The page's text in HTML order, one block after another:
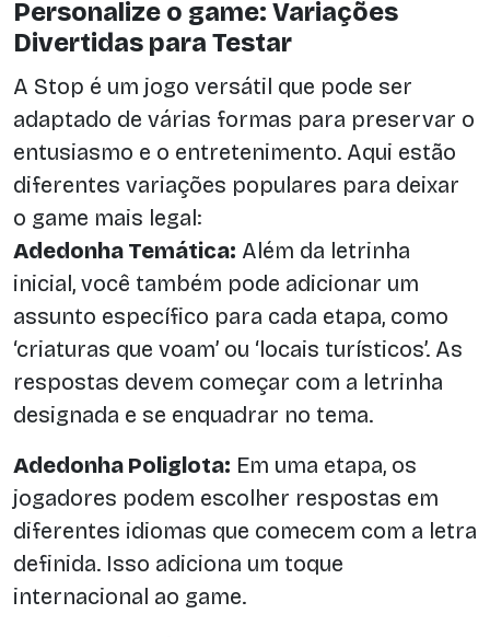
Personalize o game: Variações
Divertidas para Testar
A Stop é um jogo versátil que pode ser
adaptado de várias formas para preservar o
entusiasmo e o entretenimento. Aqui estão
diferentes variações populares para deixar
o game mais legal:
Adedonha Temática: Além da letrinha
inicial, você também pode adicionar um
assunto específico para cada etapa, como
‘criaturas que voam’ ou ‘locais turísticos’. As
respostas devem começar com a letrinha
designada e se enquadrar no tema.
Adedonha Poliglota: Em uma etapa, os
jogadores podem escolher respostas em
diferentes idiomas que comecem com a letra
definida. Isso adiciona um toque
internacional ao game.